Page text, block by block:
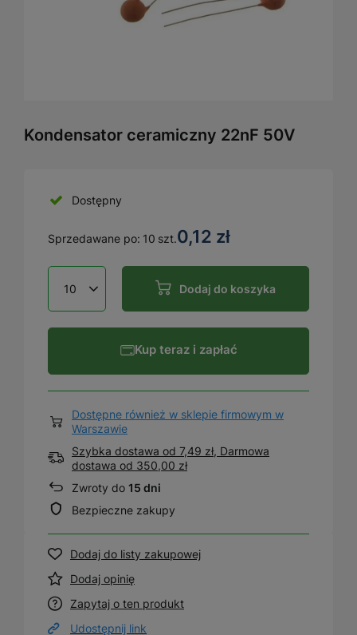
Kondensator ceramiczny 22nF 50V
Dostępny
0,12 zł
Sprzedawane po: 10 szt.
Dodaj do koszyka
Kup teraz i zapłać
Dostępne również w sklepie firmowym w
Warszawie
Szybka dostawa od 7,49 zł, Darmowa
dostawa od 350,00 zł
Zwroty do 15 dni
Bezpieczne zakupy
Dodaj do listy zakupowej
Dodaj opinię
Zapytaj o ten produkt
Udostępnij link